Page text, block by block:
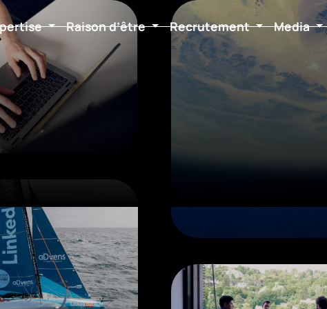
Raison d’être Recrutement Media